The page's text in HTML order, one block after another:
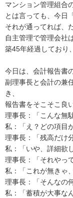
マンション管理組合
とは言っても、今日
それが通ってれば、
自主管理で管理会社
築45年経過しており
今日は、会計報告書
副理事長と会計の兼
き、
報告書をそこそこ良
理事長：「こんな無
私：「え？どの項目
理事長：「残高だけ
私：「いや、詳細欲
理事長：「それやっ
私：「これが無きゃ
理事長：「そんなの
私：「蓄積が大事な